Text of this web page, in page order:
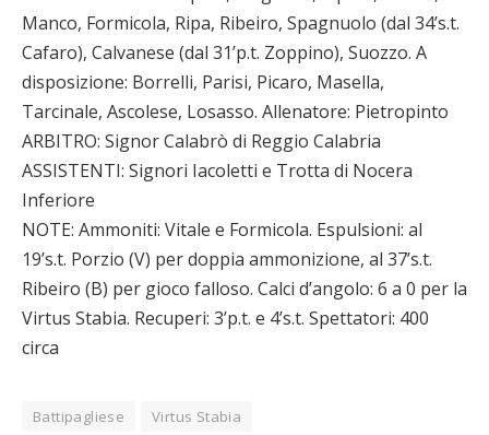
Manco, Formicola, Ripa, Ribeiro, Spagnuolo (dal 34’s.t.
Cafaro), Calvanese (dal 31’p.t. Zoppino), Suozzo. A
disposizione: Borrelli, Parisi, Picaro, Masella,
Tarcinale, Ascolese, Losasso. Allenatore: Pietropinto
ARBITRO: Signor Calabrò di Reggio Calabria
ASSISTENTI: Signori Iacoletti e Trotta di Nocera
Inferiore
NOTE: Ammoniti: Vitale e Formicola. Espulsioni: al
19’s.t. Porzio (V) per doppia ammonizione, al 37’s.t.
Ribeiro (B) per gioco falloso. Calci d’angolo: 6 a 0 per la
Virtus Stabia. Recuperi: 3’p.t. e 4’s.t. Spettatori: 400
circa
Battipagliese Virtus Stabia